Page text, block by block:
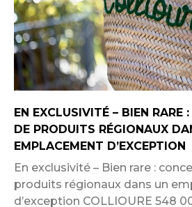
EN EXCLUSIVITÉ – BIEN RARE
DE PRODUITS RÉGIONAUX
EMPLACEMENT D’EXCEPTION
En exclusivité – Bien rare :
produits régionaux dans un
d’exception COLLIOURE 548